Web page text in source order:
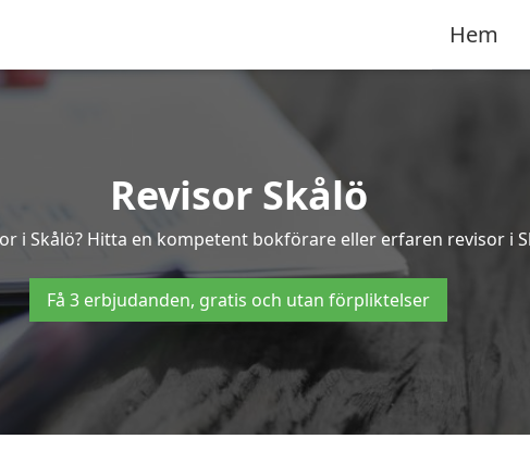
Hem
Revisor Skålö
i Skålö? Hitta en kompetent bokförare eller erfaren revisor i
Få 3 erbjudanden, gratis och utan förpliktelser